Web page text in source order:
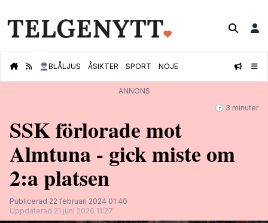
👮🏻‍♂️BLÅLJUS ÅSIKTER SPORT NÖJE
ANNONS
🕝 3 minuter
SSK förlorade mot
Almtuna - gick miste om
2:a platsen
Publicerad 22 februari 2024 01:40
Uppdaterad 21 juni 2026 11:27